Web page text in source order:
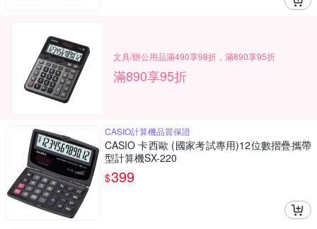
文具/辦公用品滿490享98折，滿890享95折
滿890享95折
CASIO計算機品質保證
CASIO 卡西歐 (國家考試專用)12位數摺疊攜帶
型計算機SX-220
$399